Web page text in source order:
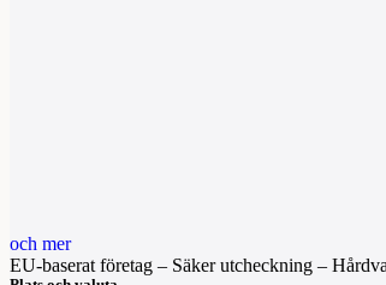
och mer
EU-baserat företag – Säker utcheckning –